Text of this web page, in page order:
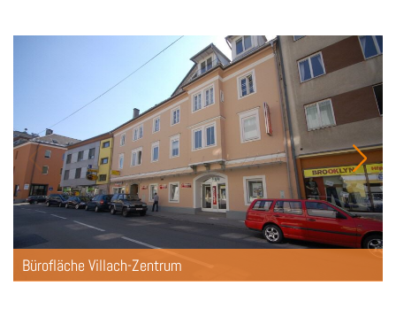
Bürofläche Villach-Zentrum